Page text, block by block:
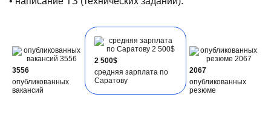
3556
опубликованных
вакансий
2 500$
средняя зарплата по
Саратову
2067
опубликованных
резюме